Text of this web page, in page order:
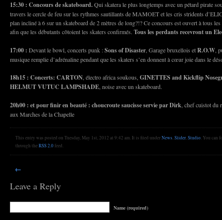
15:30 : Concours de skateboard.Qui skatera le plus longtemps avec un pétard pirate
travers le cercle de feu sur les rythmes sautillants de MAMOET et les cris stridents
plan incliné à 6 sur un skateboard de 2 mètres de long?!? Ce concours est ouvert à tous
afin que les débutants côtoient les skaters confirmés. Tous les perdants recevront un
17:00 : Devant le bowl, concerts punk :Sons of Disaster , Garage bruxellois etR.O.W ,
musique remplie d’adrénaline pendant que les skaters s’en donnent à cœur joie dans le
18h15 : Concerts: CARTON , électro africa soukous, GINETTES and Kickflip
HELMUT VUTUC LAMPSHADE , noise avec un skateboard.
20h00 : et pour finir en beauté : choucroute saucisse servie par Dirk , chef cuistot
aux Marches de la Chapelle
This entry was posted on Tuesday, May 1st, 2012 at 9:42 am. It is filed underNews,Slider,Studio. You can
through theRSS 2.0 feed.
←
Leave a Reply
Name (required)